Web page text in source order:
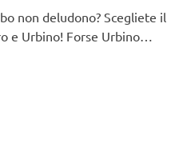
non deludono? Scegliete il
e Urbino! Forse Urbino…